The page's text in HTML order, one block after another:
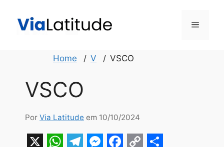
Menu
Home V VSCO
VSCO
Por Via Latitude em 10/10/2024